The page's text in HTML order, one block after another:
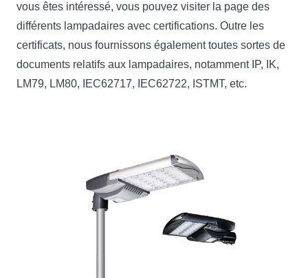
vous êtes intéressé, vous pouvez visiter la page des
différents lampadaires avec certifications. Outre les
certificats, nous fournissons également toutes sortes de
documents relatifs aux lampadaires, notamment IP, IK,
LM79, LM80, IEC62717, IEC62722, ISTMT, etc.